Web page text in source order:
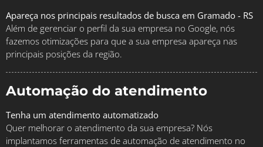
Apareça nos principais resultados de busca em Gramado - RS
Além de gerenciar o perfil da sua empresa no Google, nós
fazemos otimizações para que a sua empresa apareça nas
principais posições da região.
Automação do atendimento
Tenha um atendimento automatizado
Quer melhorar o atendimento da sua empresa? Nós
implantamos ferramentas de automação de atendimento no